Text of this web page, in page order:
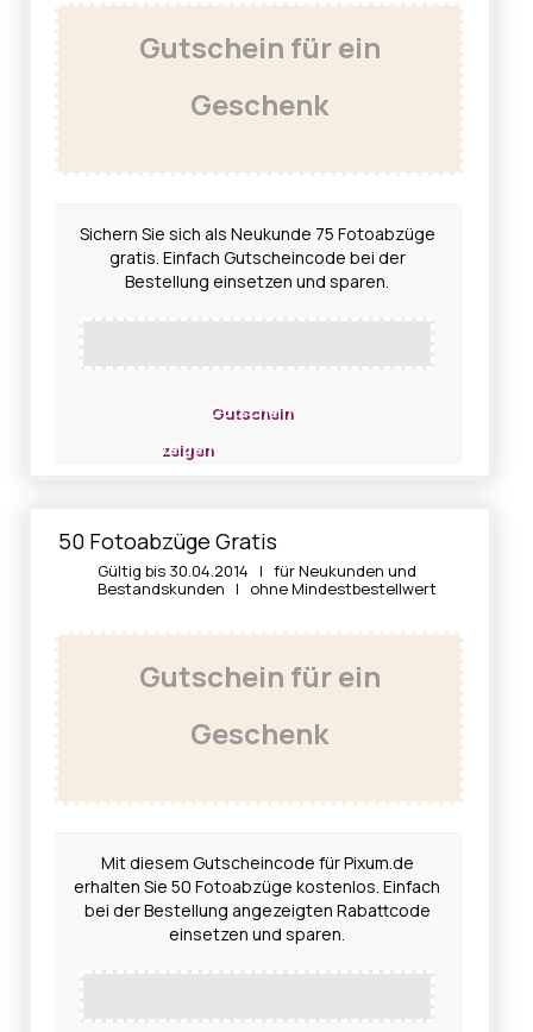
Gutschein für ein
Geschenk
Sichern Sie sich als Neukunde 75 Fotoabzüge
gratis. Einfach Gutscheincode bei der
Bestellung einsetzen und sparen.
Gutschein
zeigen
50 Fotoabzüge Gratis
Gültig bis 30.04.2014 | für Neukunden und
Bestandskunden | ohne Mindestbestellwert
Gutschein für ein
Geschenk
Mit diesem Gutscheincode für Pixum.de
erhalten Sie 50 Fotoabzüge kostenlos. Einfach
bei der Bestellung angezeigten Rabattcode
einsetzen und sparen.